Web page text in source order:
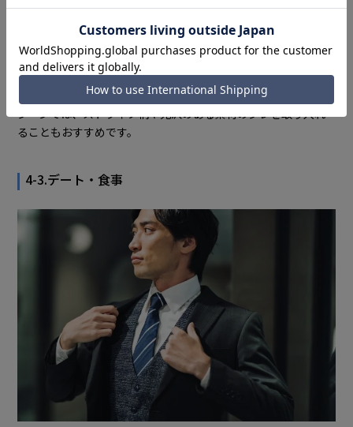
結婚式やパーティーなどのフォーマルなシーンでも活躍します。
スーツにジレを合わせることで、通常のスーツスタイル
ぐっと華やかで格式の高い印象に
例えば蝶ネクタイやポケットチーフと組み合わせることで、より
ドレスアップしたスタイルを楽しむこともできます。華やかな
シーンでは、ストライプ柄や光沢のある素材のジレを取り入れ
ることもおすすめです。
4-3.デート・食事